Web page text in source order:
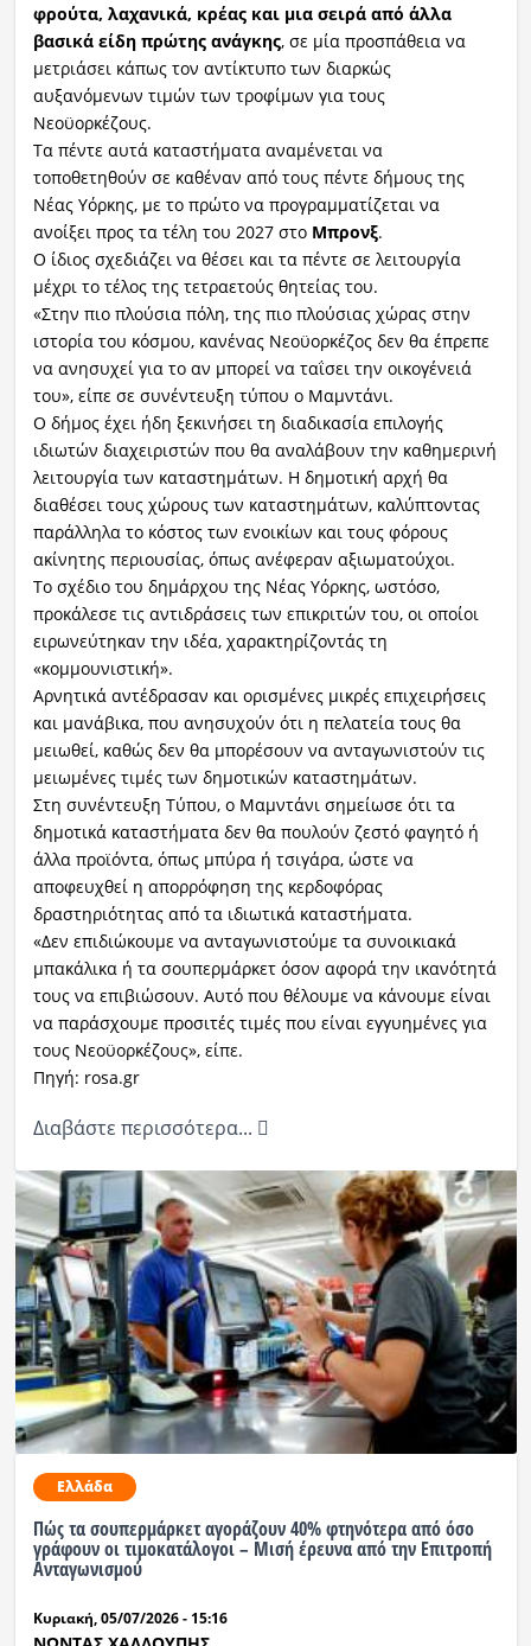
φρούτα, λαχανικά, κρέας και μια σειρά από άλλα
βασικά είδη πρώτης ανάγκης, σε μία προσπάθεια να
μετριάσει κάπως τον αντίκτυπο των διαρκώς
αυξανόμενων τιμών των τροφίμων για τους
Νεοϋορκέζους.
Τα πέντε αυτά καταστήματα αναμένεται να
τοποθετηθούν σε καθέναν από τους πέντε δήμους της
Νέας Υόρκης, με το πρώτο να προγραμματίζεται να
ανοίξει προς τα τέλη του 2027 στο Μπρονξ.
Ο ίδιος σχεδιάζει να θέσει και τα πέντε σε λειτουργία
μέχρι το τέλος της τετραετούς θητείας του.
«Στην πιο πλούσια πόλη, της πιο πλούσιας χώρας στην
ιστορία του κόσμου, κανένας Νεοϋορκέζος δεν θα έπρεπε
να ανησυχεί για το αν μπορεί να ταΐσει την οικογένειά
του», είπε σε συνέντευξη τύπου ο Μαμντάνι.
Ο δήμος έχει ήδη ξεκινήσει τη διαδικασία επιλογής
ιδιωτών διαχειριστών που θα αναλάβουν την καθημερινή
λειτουργία των καταστημάτων. Η δημοτική αρχή θα
διαθέσει τους χώρους των καταστημάτων, καλύπτοντας
παράλληλα το κόστος των ενοικίων και τους φόρους
ακίνητης περιουσίας, όπως ανέφεραν αξιωματούχοι.
Το σχέδιο του δημάρχου της Νέας Υόρκης, ωστόσο,
προκάλεσε τις αντιδράσεις των επικριτών του, οι οποίοι
ειρωνεύτηκαν την ιδέα, χαρακτηρίζοντάς τη
«κομμουνιστική».
Αρνητικά αντέδρασαν και ορισμένες μικρές επιχειρήσεις
και μανάβικα, που ανησυχούν ότι η πελατεία τους θα
μειωθεί, καθώς δεν θα μπορέσουν να ανταγωνιστούν τις
μειωμένες τιμές των δημοτικών καταστημάτων.
Στη συνέντευξη Τύπου, ο Μαμντάνι σημείωσε ότι τα
δημοτικά καταστήματα δεν θα πουλούν ζεστό φαγητό ή
άλλα προϊόντα, όπως μπύρα ή τσιγάρα, ώστε να
αποφευχθεί η απορρόφηση της κερδοφόρας
δραστηριότητας από τα ιδιωτικά καταστήματα.
«Δεν επιδιώκουμε να ανταγωνιστούμε τα συνοικιακά
μπακάλικα ή τα σουπερμάρκετ όσον αφορά την ικανότητά
τους να επιβιώσουν. Αυτό που θέλουμε να κάνουμε είναι
να παράσχουμε προσιτές τιμές που είναι εγγυημένες για
τους Νεοϋορκέζους», είπε.
Πηγή: rosa.gr
Διαβάστε περισσότερα...
Ελλάδα
Πώς τα σουπερμάρκετ αγοράζουν 40% φτηνότερα από όσο
γράφουν οι τιμοκατάλογοι – Μισή έρευνα από την Επιτροπή
Ανταγωνισμού
Κυριακή, 05/07/2026 - 15:16